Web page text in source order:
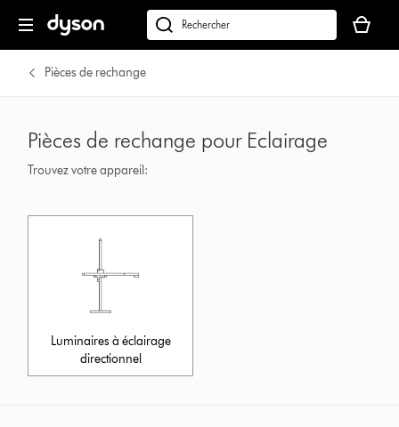
Rechercher
des
panier
est
Pièces de rechange
Pièces de rechange pour Eclairage
Trouvez votre appareil:
Luminaires à éclairage
directionnel